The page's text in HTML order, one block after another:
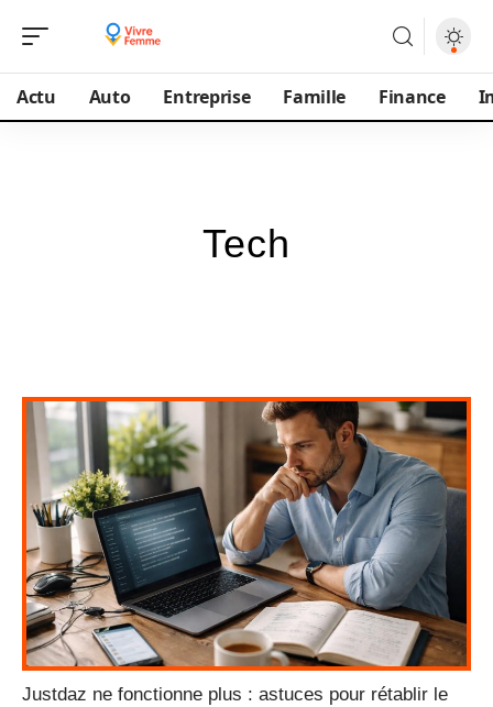
Actu Auto Entreprise Famille Finance
Tech
Justdaz ne fonctionne plus : astuces pour rétablir le